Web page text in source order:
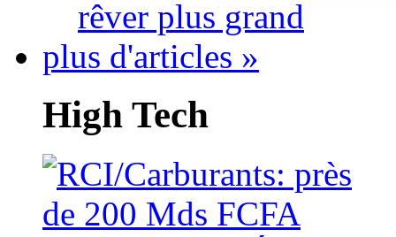
rêver plus grand
plus d'articles »
High Tech